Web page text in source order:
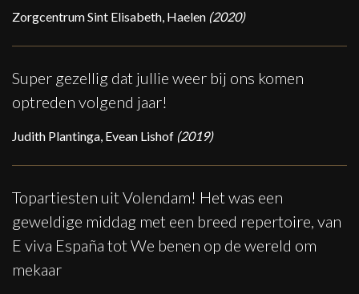
Zorgcentrum Sint Elisabeth, Haelen (2020)
Super gezellig dat jullie weer bij ons komen
optreden volgend jaar!
Judith Plantinga, Evean Lishof (2019)
Topartiesten uit Volendam! Het was een
geweldige middag met een breed repertoire, van
E viva España tot We benen op de wereld om
mekaar